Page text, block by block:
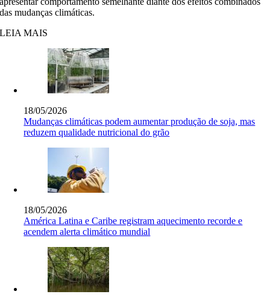
das mudanças climáticas.
LEIA MAIS
18/05/2026
Mudanças climáticas podem aumentar produção de soja, mas
reduzem qualidade nutricional do grão
18/05/2026
América Latina e Caribe registram aquecimento recorde e
acendem alerta climático mundial